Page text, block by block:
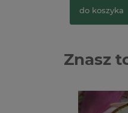
do koszyka
Znasz